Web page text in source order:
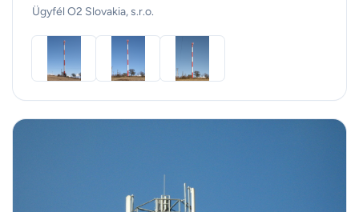
Ügyfél O2 Slovakia, s.r.o.